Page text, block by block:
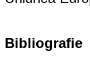
Bibliografie